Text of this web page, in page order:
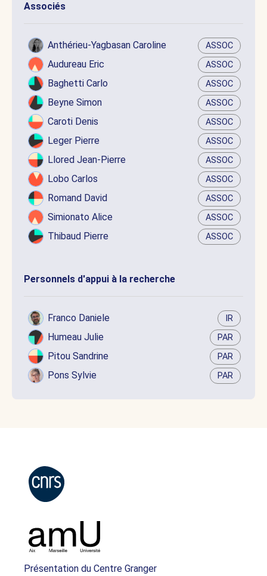
Associés
Anthérieu-Yagbasan Caroline ASSOC
Audureau Eric ASSOC
Baghetti Carlo ASSOC
Beyne Simon ASSOC
Caroti Denis ASSOC
Leger Pierre ASSOC
Llored Jean-Pierre ASSOC
Lobo Carlos ASSOC
Romand David ASSOC
Simionato Alice ASSOC
Thibaud Pierre ASSOC
Personnels d'appui à la recherche
Franco Daniele IR
Humeau Julie PAR
Pitou Sandrine PAR
Pons Sylvie PAR
Présentation du Centre Granger